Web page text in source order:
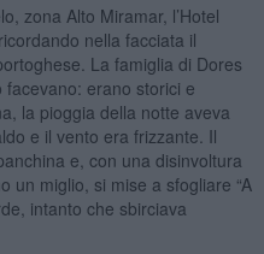
zona Alto Miramar, l’Hotel
nella facciata il
La famiglia di Dores
erano storici e
la pioggia della notte aveva
e il vento era frizzante. Il
e, con una disinvoltura
un miglio, si mise a sfogliare “A
intanto che sbirciava